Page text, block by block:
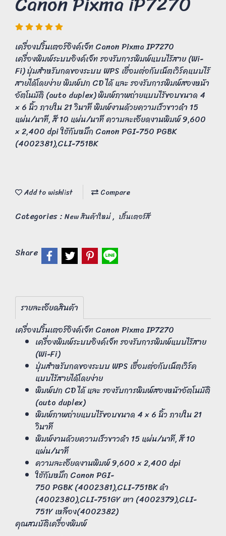
เครื่องปริ้นเตอร์อิงค์เจ็ท Canon Pixma IP7270
เครื่องพิมพ์ระบบอิงค์เจ็ท รองรับการพิมพ์แบบไร้สาย (Wi-
Fi) ปุ่มสำหรับกดของระบบ WPS เชื่อมต่อกับเน็ตเวิร์คแบบไร้
สายได้โดยง่าย พิมพ์ปก CD ได้ และ รองรับการพิมพ์สองหน้า
อัตโนมัติ (auto duplex) พิมพ์ภาพถ่ายแบบไร้ขอบขนาด 4
× 6 นิ้ว ภายใน 21 วินาที พิมพ์งานด้วยความเร็วขาวดำ 15
แผ่น/นาที, สี 10 แผ่น/นาที ความละเอียดงานพิมพ์ 9,600
× 2,400 dpi ใช้กับหมึก Canon PGI-750 PGBK
(4002381),CLI-751BK
Add to wishlist Compare
Categories : New สินค้าใหม่, ปริ้นเตอร์สี
Share
รายละเอียดสินค้า
เครื่องปริ้นเตอร์อิงค์เจ็ท Canon Pixma IP7270
เครื่องพิมพ์ระบบอิงค์เจ็ท รองรับการพิมพ์แบบไร้สาย
(Wi-Fi)
ปุ่มสำหรับกดของระบบ WPS เชื่อมต่อกับเน็ตเวิร์ค
แบบไร้สายได้โดยง่าย
พิมพ์ปก CD ได้ และ รองรับการพิมพ์สองหน้าอัตโนมัติ
(auto duplex)
พิมพ์ภาพถ่ายแบบไร้ขอบขนาด 4 × 6 นิ้ว ภายใน 21
วินาที
พิมพ์งานด้วยความเร็วขาวดำ 15 แผ่น/นาที, สี 10
แผ่น/นาที
ความละเอียดงานพิมพ์ 9,600 × 2,400 dpi
ใช้กับหมึก Canon PGI-
750 PGBK (4002381),CLI-751BK ดำ
(4002380),CLI-751GY เทา (4002379),CLI-
751Y เหลือง(4002382)
คุณสมบัติเครื่องพิมพ์